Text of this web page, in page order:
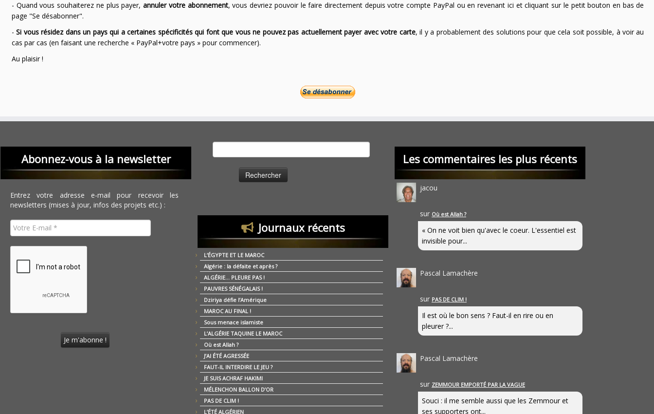
- Quand vous souhaiterez ne plus payer,annuler votre abonnement, vous devriez pouvoir le faire directement depuis votre compte PayPal ou en revenant ici et cliquant sur le petit bouton en bas de
page "Se désabonner".
-Si vous résidez dans un pays qui a certaines spécificités qui font que vous ne pouvez pas actuellement payer avec votre carte, il y a probablement des solutions pour que cela soit possible, à voir au
cas par cas (en faisant une recherche « PayPal+votre pays » pour commencer).
Au plaisir !
Abonnez-vous à la newsletter
Entrez votre adresse e-mail pour recevoir les
newsletters (mises à jour, infos des projets etc.) :
Journaux récents
L’ÉGYPTE ET LE MAROC
Algérie : la défaite et après ?
ALGÉRIE… PLEURE PAS !
PAUVRES SÉNÉGALAIS !
Dziriya défie l’Amérique
MAROC AU FINAL !
Sous menace islamiste
L’ALGÉRIE TAQUINE LE MAROC
Où est Allah ?
J’AI ÉTÉ AGRESSÉE
FAUT-IL INTERDIRE LE JEU ?
JE SUIS ACHRAF HAKIMI
MÉLENCHON BALLON D’OR
PAS DE CLIM !
L’ÉTÉ ALGÉRIEN
Les commentaires les plus récents
jacou
sur Où est Allah ?
« On ne voit bien qu'avec le coeur. L'essentiel est
invisible pour...
Pascal Lamachère
sur PAS DE CLIM !
Il est où le bon sens ? Faut-il en rire ou en
pleurer ?...
Pascal Lamachère
sur ZEMMOUR EMPORTÉ PAR LA VAGUE
Souci : il me semble aussi que les Zemmour et
ses supporters ont...